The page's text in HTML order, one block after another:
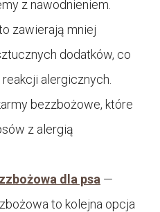
z nawodnieniem.
zawierają mniej
dodatków, co
alergicznych.
bezzbożowe, które
z alergią
dla psa —
to kolejna opcja